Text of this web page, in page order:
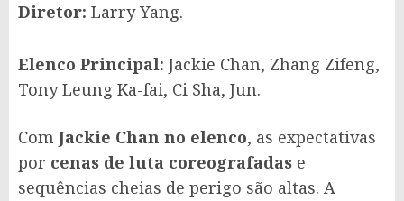
Diretor: Larry Yang.
Elenco Principal: Jackie Chan, Zhang Zifeng,
Tony Leung Ka-fai, Ci Sha, Jun.
Com Jackie Chan no elenco, as expectativas
por cenas de luta coreografadas e
sequências cheias de perigo são altas. A